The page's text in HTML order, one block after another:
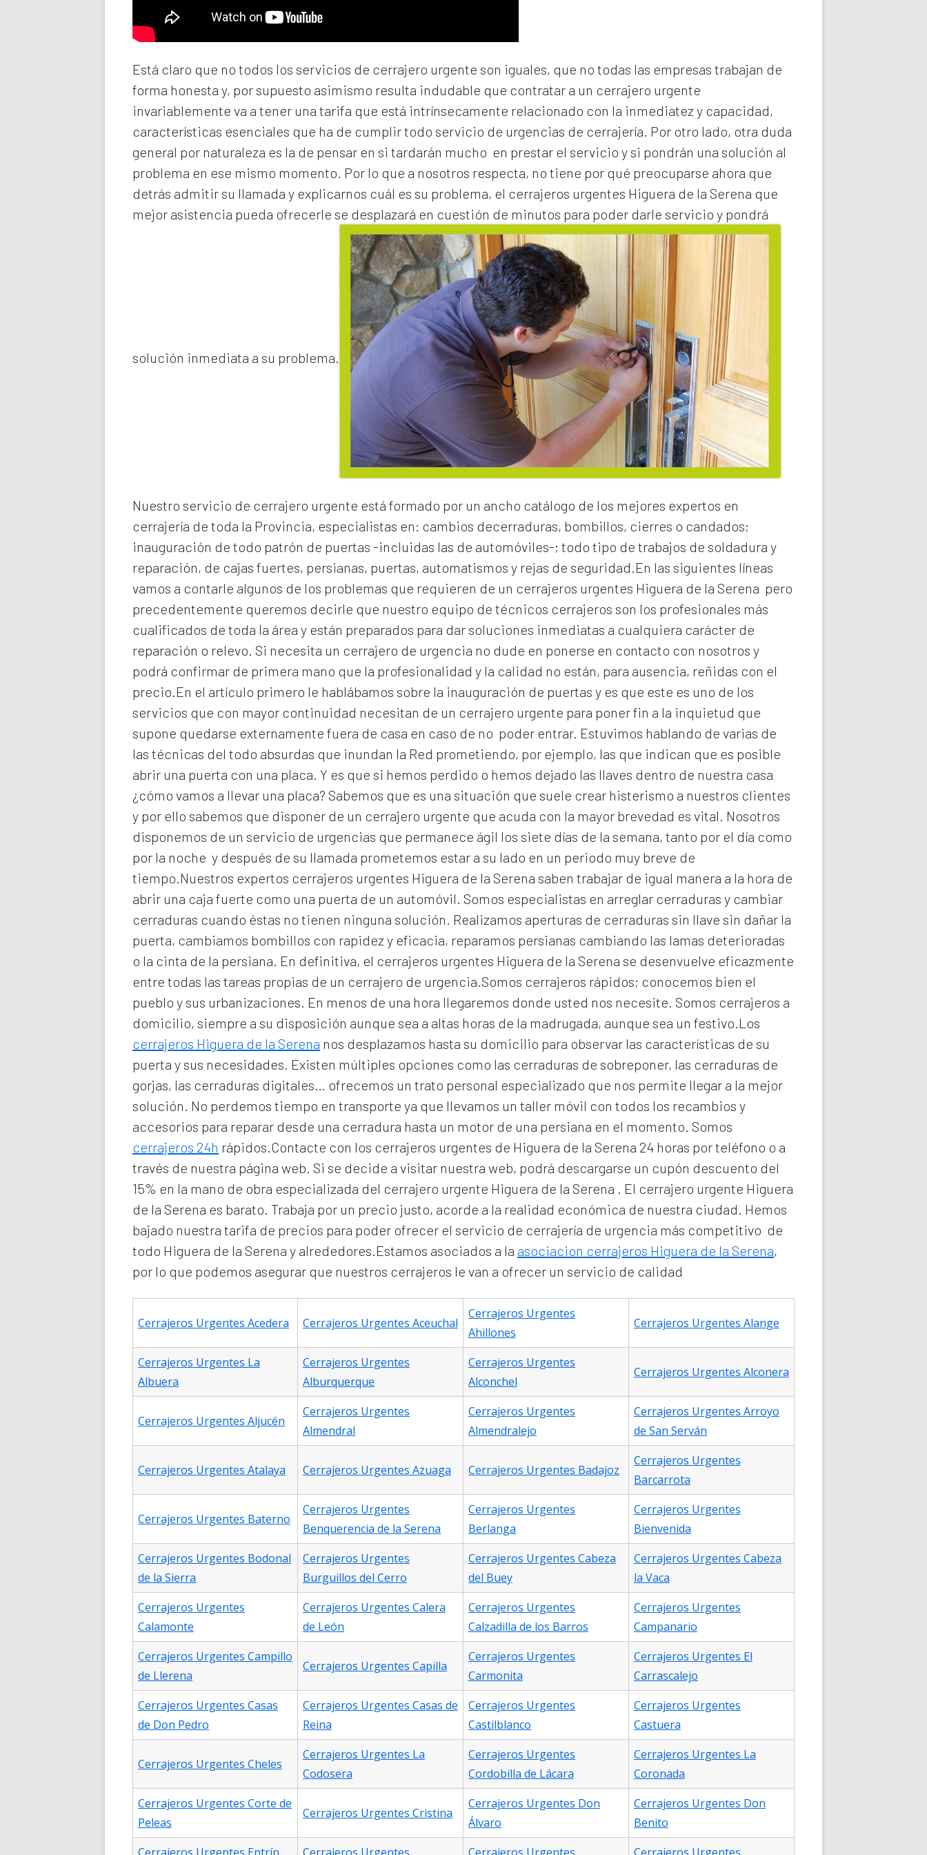
Está claro que no todos los servicios de cerrajero urgente son iguales, que no todas las empresas trabajan de
forma honesta y, por supuesto asimismo resulta indudable que contratar a un cerrajero urgente
invariablemente va a tener una tarifa que está intrínsecamente relacionado con la inmediatez y capacidad,
características esenciales que ha de cumplir todo servicio de urgencias de cerrajería. Por otro lado, otra duda
general por naturaleza es la de pensar en si tardarán mucho en prestar el servicio y si pondrán una solución al
problema en ese mismo momento. Por lo que a nosotros respecta, no tiene por qué preocuparse ahora que
detrás admitir su llamada y explicarnos cuál es su problema, el cerrajeros urgentes Higuera de la Serena que
mejor asistencia pueda ofrecerle se desplazará en cuestión de minutos para poder darle servicio y pondrá
solución inmediata a su problema.
Nuestro servicio de cerrajero urgente está formado por un ancho catálogo de los mejores expertos en
cerrajería de toda la Provincia, especialistas en: cambios decerraduras, bombillos, cierres o candados;
inauguración de todo patrón de puertas -incluidas las de automóviles-; todo tipo de trabajos de soldadura y
reparación, de cajas fuertes, persianas, puertas, automatismos y rejas de seguridad.En las siguientes líneas
vamos a contarle algunos de los problemas que requieren de un cerrajeros urgentes Higuera de la Serena pero
precedentemente queremos decirle que nuestro equipo de técnicos cerrajeros son los profesionales más
cualificados de toda la área y están preparados para dar soluciones inmediatas a cualquiera carácter de
reparación o relevo. Si necesita un cerrajero de urgencia no dude en ponerse en contacto con nosotros y
podrá confirmar de primera mano que la profesionalidad y la calidad no están, para ausencia, reñidas con el
precio.En el artículo primero le hablábamos sobre la inauguración de puertas y es que este es uno de los
servicios que con mayor continuidad necesitan de un cerrajero urgente para poner fin a la inquietud que
supone quedarse externamente fuera de casa en caso de no poder entrar. Estuvimos hablando de varias de
las técnicas del todo absurdas que inundan la Red prometiendo, por ejemplo, las que indican que es posible
abrir una puerta con una placa. Y es que si hemos perdido o hemos dejado las llaves dentro de nuestra casa
¿cómo vamos a llevar una placa? Sabemos que es una situación que suele crear histerismo a nuestros clientes
y por ello sabemos que disponer de un cerrajero urgente que acuda con la mayor brevedad es vital. Nosotros
disponemos de un servicio de urgencias que permanece ágil los siete días de la semana, tanto por el día como
por la noche y después de su llamada prometemos estar a su lado en un periodo muy breve de
tiempo.Nuestros expertos cerrajeros urgentes Higuera de la Serena saben trabajar de igual manera a la hora de
abrir una caja fuerte como una puerta de un automóvil. Somos especialistas en arreglar cerraduras y cambiar
cerraduras cuando éstas no tienen ninguna solución. Realizamos aperturas de cerraduras sin llave sin dañar la
puerta, cambiamos bombillos con rapidez y eficacia, reparamos persianas cambiando las lamas deterioradas
o la cinta de la persiana. En definitiva, el cerrajeros urgentes Higuera de la Serena se desenvuelve eficazmente
entre todas las tareas propias de un cerrajero de urgencia.Somos cerrajeros rápidos; conocemos bien el
pueblo y sus urbanizaciones. En menos de una hora llegaremos donde usted nos necesite. Somos cerrajeros a
domicilio, siempre a su disposición aunque sea a altas horas de la madrugada, aunque sea un festivo.Los
cerrajeros Higuera de la Serena nos desplazamos hasta su domicilio para observar las características de su
puerta y sus necesidades. Existen múltiples opciones como las cerraduras de sobreponer, las cerraduras de
gorjas, las cerraduras digitales… ofrecemos un trato personal especializado que nos permite llegar a la mejor
solución. No perdemos tiempo en transporte ya que llevamos un taller móvil con todos los recambios y
accesorios para reparar desde una cerradura hasta un motor de una persiana en el momento. Somos
cerrajeros 24h rápidos.Contacte con los cerrajeros urgentes de Higuera de la Serena 24 horas por teléfono o a
través de nuestra página web. Si se decide a visitar nuestra web, podrá descargarse un cupón descuento del
15% en la mano de obra especializada del cerrajero urgente Higuera de la Serena . El cerrajero urgente Higuera
de la Serena es barato. Trabaja por un precio justo, acorde a la realidad económica de nuestra ciudad. Hemos
bajado nuestra tarifa de precios para poder ofrecer el servicio de cerrajería de urgencia más competitivo de
todo Higuera de la Serena y alrededores.Estamos asociados a la asociacion cerrajeros Higuera de la Serena,
por lo que podemos asegurar que nuestros cerrajeros le van a ofrecer un servicio de calidad
Cerrajeros Urgentes Acedera Cerrajeros Urgentes Aceuchal
Cerrajeros Urgentes
Ahillones
Cerrajeros Urgentes Alange
Cerrajeros Urgentes La
Albuera
Cerrajeros Urgentes
Alburquerque
Cerrajeros Urgentes
Alconchel
Cerrajeros Urgentes Alconera
Cerrajeros Urgentes Aljucén
Cerrajeros Urgentes
Almendral
Cerrajeros Urgentes
Almendralejo
Cerrajeros Urgentes Arroyo
de San Serván
Cerrajeros Urgentes Atalaya Cerrajeros Urgentes Azuaga Cerrajeros Urgentes Badajoz
Cerrajeros Urgentes
Barcarrota
Cerrajeros Urgentes Baterno
Cerrajeros Urgentes
Benquerencia de la Serena
Cerrajeros Urgentes
Berlanga
Cerrajeros Urgentes
Bienvenida
Cerrajeros Urgentes Bodonal
de la Sierra
Cerrajeros Urgentes
Burguillos del Cerro
Cerrajeros Urgentes Cabeza
del Buey
Cerrajeros Urgentes Cabeza
la Vaca
Cerrajeros Urgentes
Calamonte
Cerrajeros Urgentes Calera
de León
Cerrajeros Urgentes
Calzadilla de los Barros
Cerrajeros Urgentes
Campanario
Cerrajeros Urgentes Campillo
de Llerena
Cerrajeros Urgentes Capilla
Cerrajeros Urgentes
Carmonita
Cerrajeros Urgentes El
Carrascalejo
Cerrajeros Urgentes Casas
de Don Pedro
Cerrajeros Urgentes Casas de
Reina
Cerrajeros Urgentes
Castilblanco
Cerrajeros Urgentes
Castuera
Cerrajeros Urgentes Cheles
Cerrajeros Urgentes La
Codosera
Cerrajeros Urgentes
Cordobilla de Lácara
Cerrajeros Urgentes La
Coronada
Cerrajeros Urgentes Corte de
Peleas
Cerrajeros Urgentes Cristina
Cerrajeros Urgentes Don
Álvaro
Cerrajeros Urgentes Don
Benito